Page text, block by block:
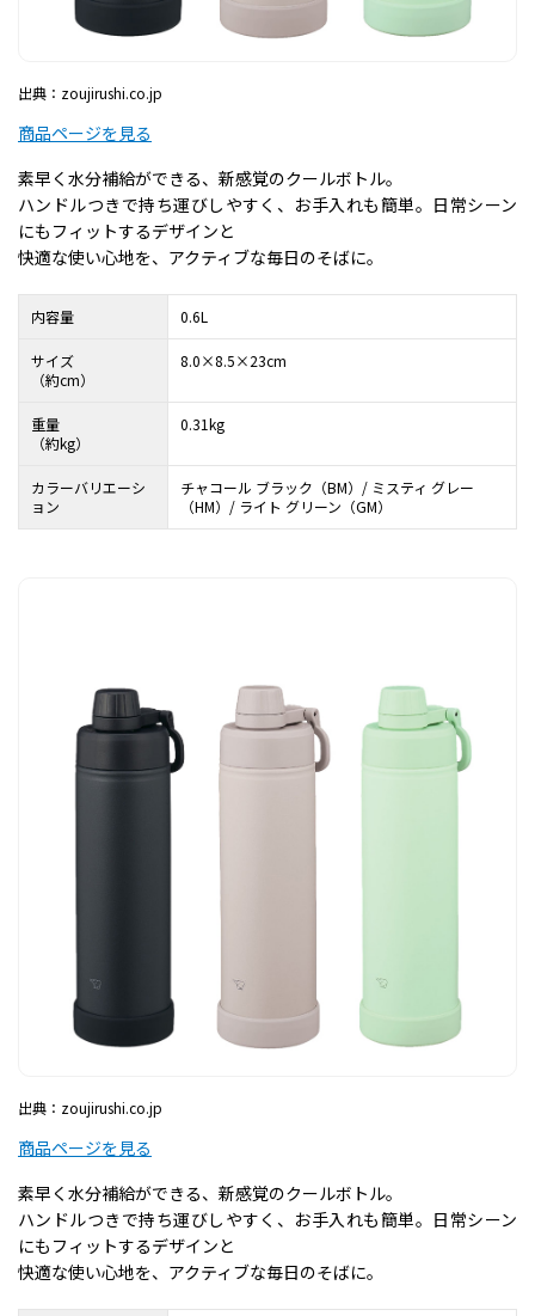
出典：zoujirushi.co.jp
商品ページを見る
素早く水分補給ができる、新感覚のクールボトル。
ハンドルつきで持ち運びしやすく、お手入れも簡単。日常シーン
にもフィットするデザインと
快適な使い心地を、アクティブな毎日のそばに。
内容量 0.6L
サイズ
（約cm）
8.0×8.5×23cm
重量
（約kg）
0.31kg
カラーバリエーシ
ョン
チャコール ブラック（BM）/ ミスティ グレー
（HM）/ ライト グリーン（GM）
出典：zoujirushi.co.jp
商品ページを見る
素早く水分補給ができる、新感覚のクールボトル。
ハンドルつきで持ち運びしやすく、お手入れも簡単。日常シーン
にもフィットするデザインと
快適な使い心地を、アクティブな毎日のそばに。